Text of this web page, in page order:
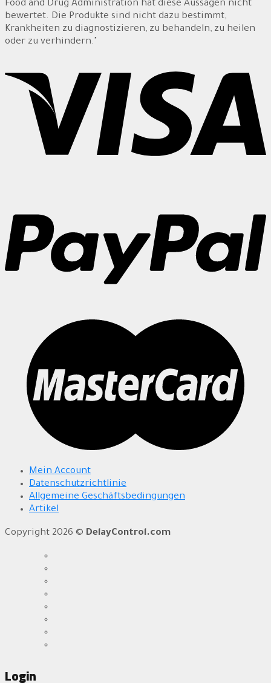
Food and Drug Administration hat diese Aussagen nicht
bewertet. Die Produkte sind nicht dazu bestimmt,
Krankheiten zu diagnostizieren, zu behandeln, zu heilen
oder zu verhindern."
Mein Account
Datenschutzrichtlinie
Allgemeine Geschäftsbedingungen
Artikel
Copyright 2026 © DelayControl.com
Login